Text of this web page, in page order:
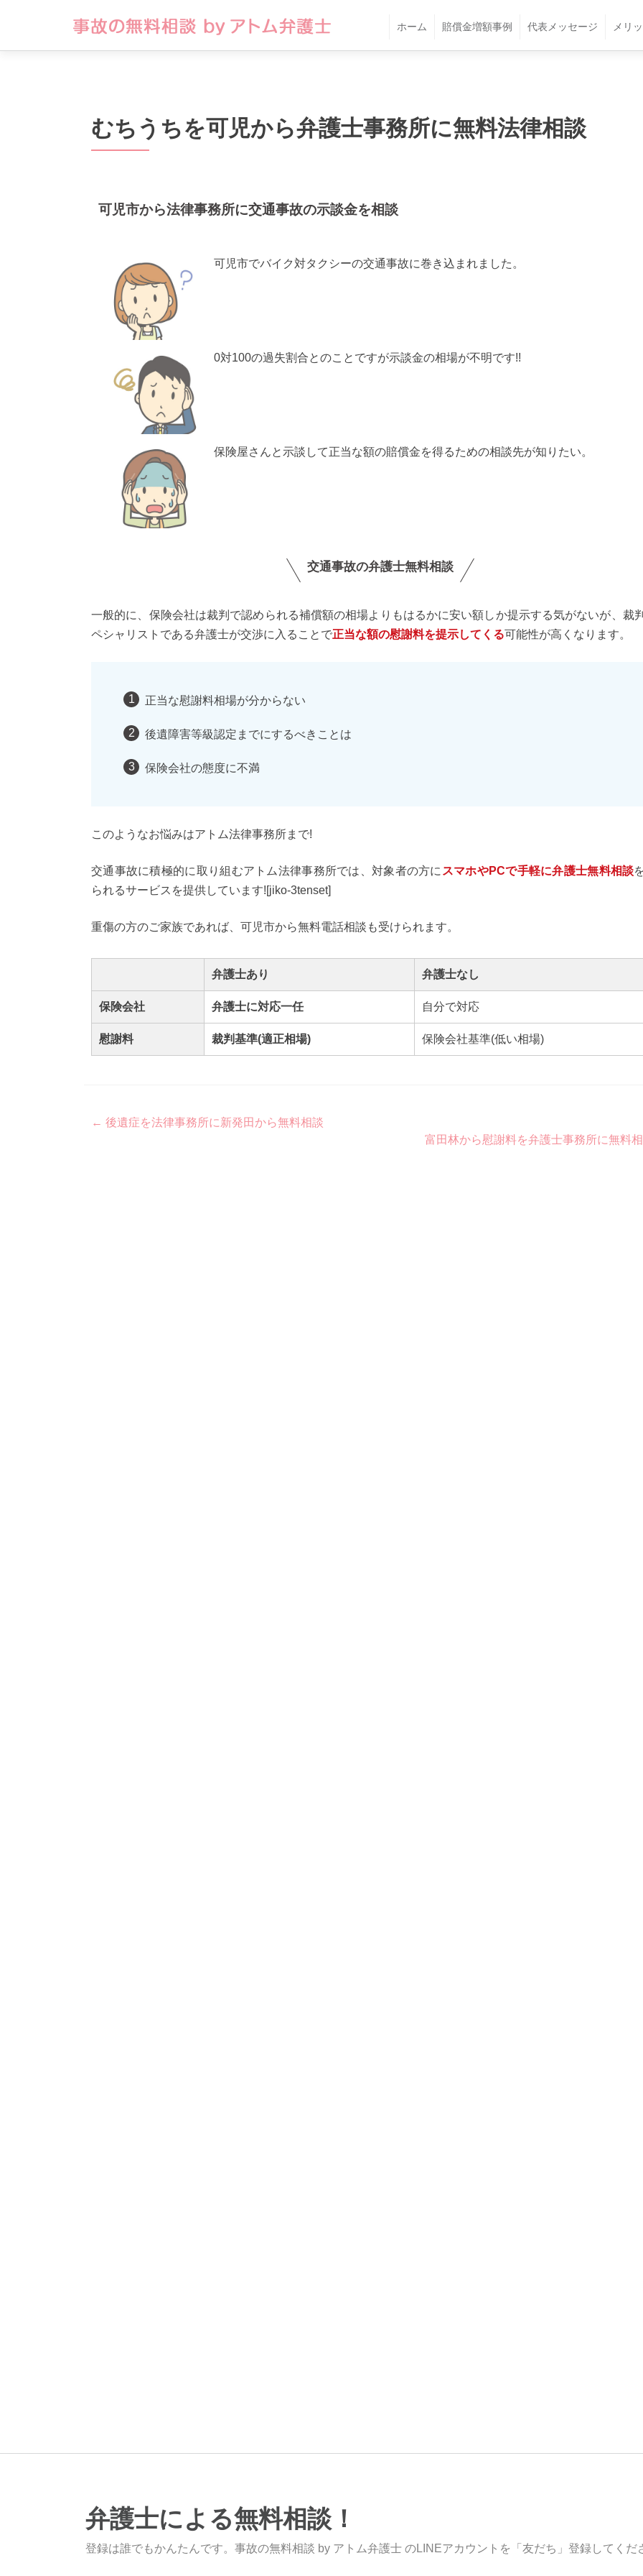
ホーム 賠償金増額事例 代表メッセージ メリ
むちうちを可児から弁護士事務所に無料法律相談
可児市から法律事務所に交通事故の示談金を相談
可児市でバイク対タクシーの交通事故に巻き込まれました。
0対100の過失割合とのことですが示談金の相場が不明です!!
保険屋さんと示談して正当な額の賠償金を得るための相談先が知りたい。
交通事故の弁護士無料相談
一般的に、保険会社は裁判で認められる補償額の相場よりもはるかに安い額しか提示する気がないが、裁
ペシャリストである弁護士が交渉に入ることで正当な額の慰謝料を提示してくる可能性が高くなります。
正当な慰謝料相場が分からない
後遺障害等級認定までにするべきことは
保険会社の態度に不満
このようなお悩みはアトム法律事務所まで!
交通事故に積極的に取り組むアトム法律事務所では、対象者の方に スマホやPCで手軽に弁護士無料相談
られるサービスを提供しています![jiko-3tenset]
重傷の方のご家族であれば、可児市から無料電話相談も受けられます。
弁護士あり 弁護士なし
保険会社 弁護士に対応一任 自分で対応
慰謝料 裁判基準(適正相場) 保険会社基準(低い相場)
Post
← 後遺症を法律事務所に新発田から無料相談
富田林から慰謝料を弁護士事務所に無料
弁護士による無料相談！
登録は誰でもかんたんです。事故の無料相談 by アトム弁護士 のLINEアカウントを「友だち」登録してくだ